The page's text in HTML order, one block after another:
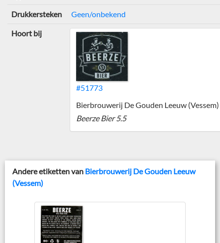
Drukkersteken Geen/onbekend
Hoort bij
#51773
Bierbrouwerij De Gouden Leeuw (Vessem)
Beerze Bier 5.5
Andere etiketten van Bierbrouwerij De Gouden Leeuw
(Vessem)